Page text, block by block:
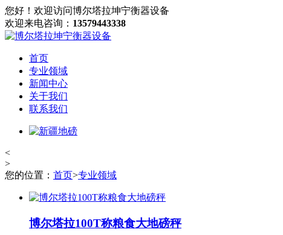
您好！欢迎访问博尔塔拉坤宁衡器设备
欢迎来电咨询： 13579443338
首页
专业领域
新闻中心
关于我们
联系我们
<
>
您的位置： 首页>专业领域
博尔塔拉100T称粮食大地磅秤